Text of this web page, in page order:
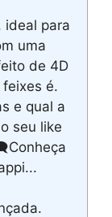
ideal para
uma
de 4D
é.
e qual a
seu like